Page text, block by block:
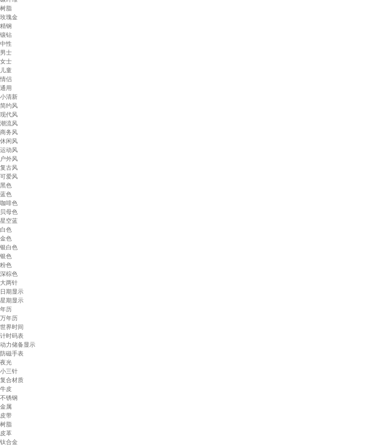
树脂
玫瑰金
精钢
镶钻
中性
男士
女士
儿童
情侣
通用
小清新
简约风
现代风
潮流风
商务风
休闲风
运动风
户外风
复古风
可爱风
黑色
蓝色
咖啡色
贝母色
星空蓝
白色
金色
银白色
银色
粉色
深棕色
大两针
日期显示
星期显示
年历
万年历
世界时间
计时码表
动力储备显示
防磁手表
夜光
小三针
复合材质
牛皮
不锈钢
金属
皮带
树脂
皮革
钛合金